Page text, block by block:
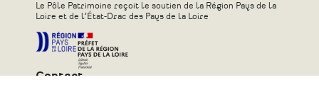
Le Pôle Patrimoine reçoit le soutien de la Région Pays de la
Loire et de l’État-Drac des Pays de la Loire
Contact